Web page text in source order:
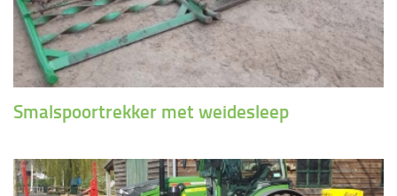
Smalspoortrekker met weidesleep